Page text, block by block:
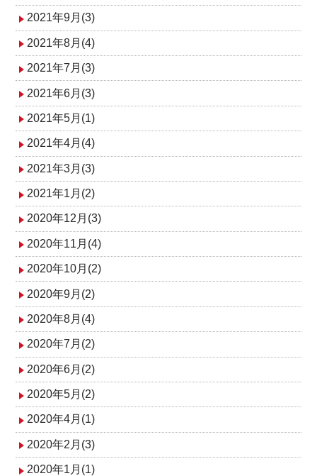
2021年9月(3)
2021年8月(4)
2021年7月(3)
2021年6月(3)
2021年5月(1)
2021年4月(4)
2021年3月(3)
2021年1月(2)
2020年12月(3)
2020年11月(4)
2020年10月(2)
2020年9月(2)
2020年8月(4)
2020年7月(2)
2020年6月(2)
2020年5月(2)
2020年4月(1)
2020年2月(3)
2020年1月(1)